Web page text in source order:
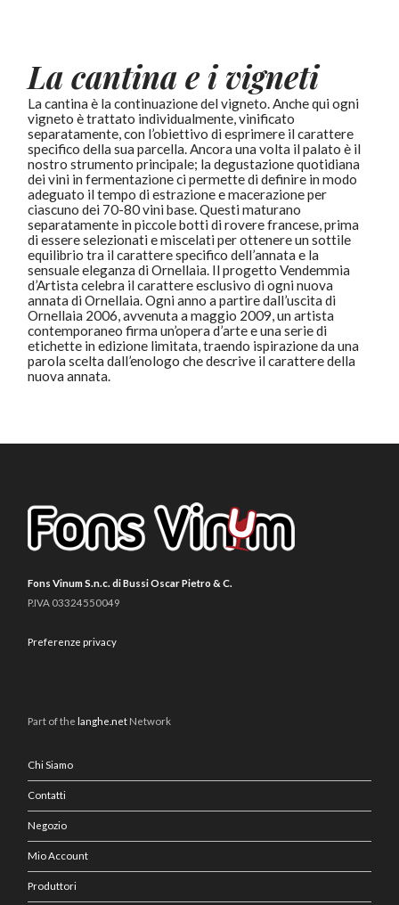
La cantina e i vigneti
La cantina è la continuazione del vigneto. Anche qui ogni
vigneto è trattato individualmente, vinificato
separatamente, con l’obiettivo di esprimere il carattere
specifico della sua parcella. Ancora una volta il palato è il
nostro strumento principale; la degustazione quotidiana
dei vini in fermentazione ci permette di definire in modo
adeguato il tempo di estrazione e macerazione per
ciascuno dei 70-80 vini base. Questi maturano
separatamente in piccole botti di rovere francese, prima
di essere selezionati e miscelati per ottenere un sottile
equilibrio tra il carattere specifico dell’annata e la
sensuale eleganza di Ornellaia. Il progetto Vendemmia
d’Artista celebra il carattere esclusivo di ogni nuova
annata di Ornellaia. Ogni anno a partire dall’uscita di
Ornellaia 2006, avvenuta a maggio 2009, un artista
contemporaneo firma un’opera d’arte e una serie di
etichette in edizione limitata, traendo ispirazione da una
parola scelta dall’enologo che descrive il carattere della
nuova annata.
Fons Vinum S.n.c. di Bussi Oscar Pietro & C.
P.IVA 03324550049
Preferenze privacy
Part of thelanghe.net Network
Chi Siamo
Contatti
Negozio
Mio Account
Produttori